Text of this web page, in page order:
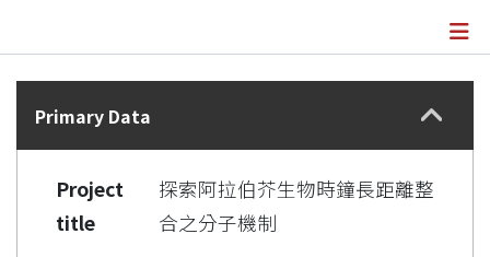
Statistics
Details
Primary Data
Project
title
探索阿拉伯芥生物時鐘長距離整
合之分子機制